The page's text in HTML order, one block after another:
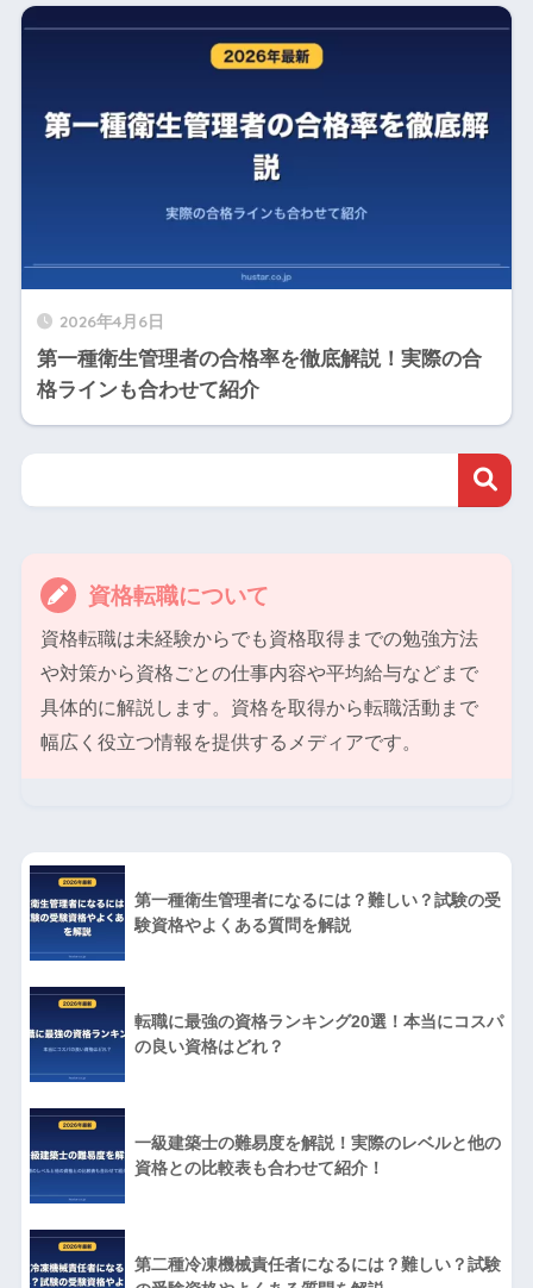
2026年4月6日
第一種衛生管理者の合格率を徹底解説！実際の合
格ラインも合わせて紹介
資格転職について
資格転職は未経験からでも資格取得までの勉強方法
や対策から資格ごとの仕事内容や平均給与などまで
具体的に解説します。資格を取得から転職活動まで
幅広く役立つ情報を提供するメディアです。
第一種衛生管理者になるには？難しい？試験の受
験資格やよくある質問を解説
転職に最強の資格ランキング20選！本当にコスパ
の良い資格はどれ？
一級建築士の難易度を解説！実際のレベルと他の
資格との比較表も合わせて紹介！
第二種冷凍機械責任者になるには？難しい？試験